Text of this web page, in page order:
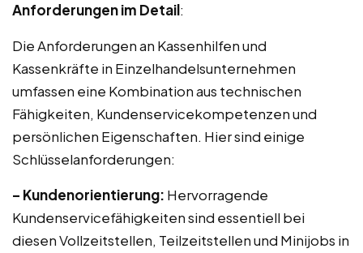
Anforderungen im Detail:
Die Anforderungen an Kassenhilfen und
Kassenkräfte in Einzelhandelsunternehmen
umfassen eine Kombination aus technischen
Fähigkeiten, Kundenservicekompetenzen und
persönlichen Eigenschaften. Hier sind einige
Schlüsselanforderungen:
– Kundenorientierung: Hervorragende
Kundenservicefähigkeiten sind essentiell bei
diesen Vollzeitstellen, Teilzeitstellen und Minijobs in